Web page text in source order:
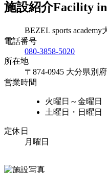
施設紹介Facility
BEZEL sports
電話番号
080-3858-5020
所在地
〒874-0945 大分県別
営業時間
火曜日～金曜日
土曜日・日曜日
定休日
月曜日